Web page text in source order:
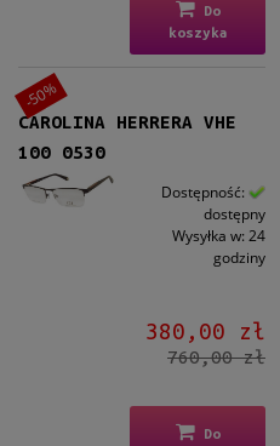
Do
koszyka
CAROLINA HERRERA VHE
100 0530
Dostępność:
dostępny
Wysyłka w: 24
godziny
380,00 zł
760,00 zł
Do
-50%